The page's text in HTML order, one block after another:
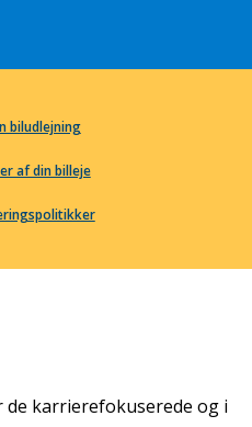
biludlejning
af din billeje
de karrierefokuserede og i